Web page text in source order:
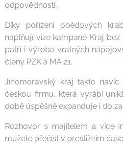
odpovědností.
Díky pořízení obědových
naplňují vize kampaně Kraj
patří i výroba vratných
členy PZK a MA 21.
Jihomoravský kraj takto
českou firmu, která vyrábí
době úspěšně expanduje i do
Rozhovor s majitelem a více
můžete přečíst v prestižním